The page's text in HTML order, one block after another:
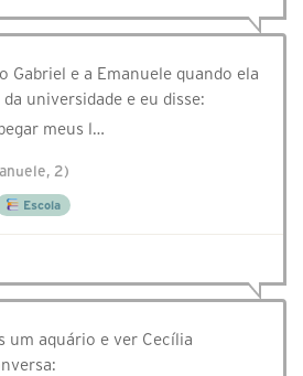
Gabriel e a Emanuele quando ela
universidade e eu disse:
meus l…
2)
Escola
um aquário e ver Cecília